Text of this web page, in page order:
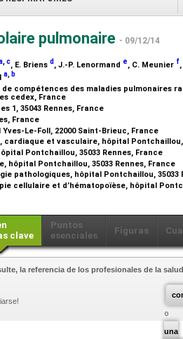
pulmonaire - 09/12/14
,c, E. Briens d , J.-P. Lenormand e, C. Meunier f
a b
compétences des maladies pulmonaires
cedex, France
1, 35043 Rennes, France
France
Le-Foll, 22000 Saint-Brieuc, France
et vasculaire, hôpital Pontchaillou,
Pontchaillou, 35033 Rennes, France
hôpital Pontchaillou, 35033 Rennes, France
pathologiques, hôpital Pontchaillou, 35033
cellulaire et d’hématopoïèse, hôpital
clave
Puntos
esenciales
Figuras
una
la referencia de los profesionales de la